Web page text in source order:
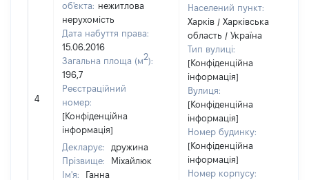
4
об'єкта: нежитлова
нерухомість
Дата набуття права:
15.06.2016
Загальна площа (м2):
196,7
Реєстраційний
номер:
[Конфіденційна
інформація]
Декларує:
дружина
Прізвище:
Міхайлюк
Ім'я:
Ганна
Населений пункт:
Харків / Харківська
область / Україна
Тип вулиці:
[Конфіденційна
інформація]
Вулиця:
[Конфіденційна
інформація]
Номер будинку:
[Конфіденційна
інформація]
Номер корпусу: